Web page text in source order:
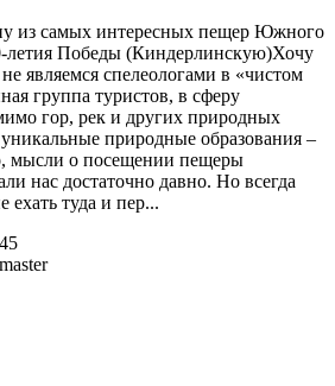
из самых интересных пещер Южного
летия Победы (Киндерлинскую)Хочу
являемся спелеологами в «чистом
группа туристов, в сферу
гор, рек и других природных
природные образования –
мысли о посещении пещеры
нас достаточно давно. Но всегда
туда и пер...